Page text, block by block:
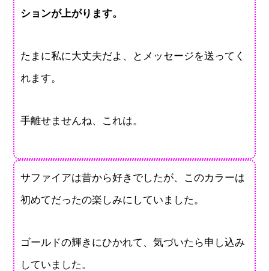
ションが上がります。
たまに私に大丈夫だよ、とメッセージを送ってく
れます。
手離せませんね、これは。
サファイアは昔から好きでしたが、このカラーは
初めてだったの楽しみにしていました。
ゴールドの輝きにひかれて、気づいたら申し込み
していました。